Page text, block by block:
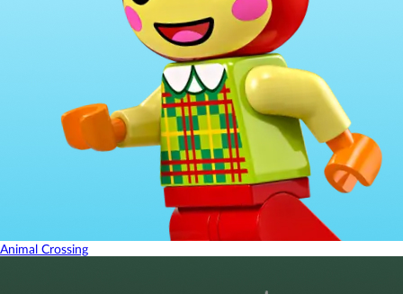
Animal Crossing